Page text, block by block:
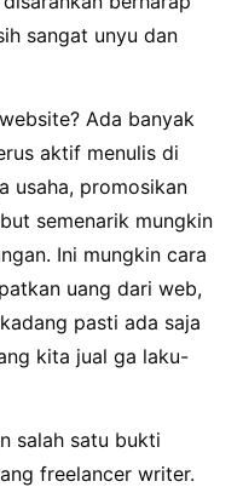
sangat unyu dan
Ada banyak
aktif menulis di
usaha, promosikan
semenarik mungkin
Ini mungkin cara
uang dari web,
pasti ada saja
kita jual ga laku-
salah satu bukti
freelancer writer.